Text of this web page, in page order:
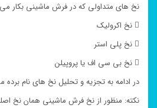
نخ های متداولی که در فرش ماشینی بکار می
 نخ اکرولیک
 نخ پلی استر
 نخ بی سی اف یا پروپیلن
در ادامه به تجزیه و تحلیل نخ های نام برده
نکته: منظور از نخ فرش ماشینی همان نخ